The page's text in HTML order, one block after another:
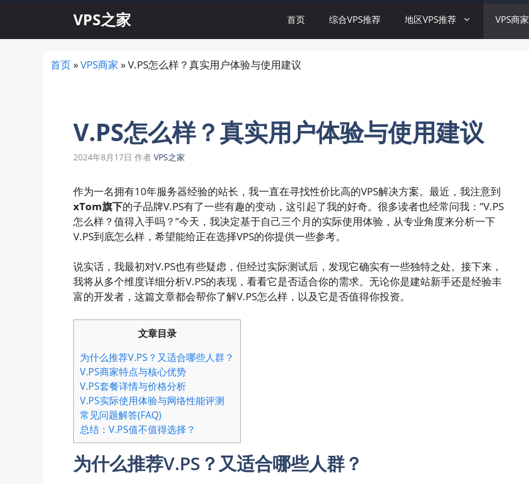
内
VPS之家 首页 综合VPS推荐 地区VPS推荐 VPS商家
首页 »VPS商家 »V.PS怎么样？真实用户体验与使用建议
V.PS怎么样？真实用户体验与使用建议
2024年8月17日 作者 VPS之家
作为一名拥有10年服务器经验的站长，我一直在寻找性价比高的VPS解决方案。最近，我注意到
xTom旗下的子品牌V.PS有了一些有趣的变动，这引起了我的好奇。很多读者也经常问我：”V.PS
怎么样？值得入手吗？”今天，我决定基于自己三个月的实际使用体验，从专业角度来分析一下
V.PS到底怎么样，希望能给正在选择VPS的你提供一些参考。
说实话，我最初对V.PS也有些疑虑，但经过实际测试后，发现它确实有一些独特之处。接下来，
我将从多个维度详细分析V.PS的表现，看看它是否适合你的需求。无论你是建站新手还是经验丰
富的开发者，这篇文章都会帮你了解V.PS怎么样，以及它是否值得你投资。
文章目录
为什么推荐V.PS？又适合哪些人群？
V.PS商家特点与核心优势
V.PS套餐详情与价格分析
V.PS实际使用体验与网络性能评测
常见问题解答(FAQ)
总结：V.PS值不值得选择？
为什么推荐V.PS？又适合哪些人群？